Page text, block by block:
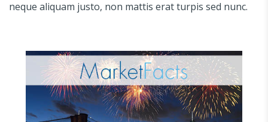
neque aliquam justo, non mattis erat turpis sed nunc.